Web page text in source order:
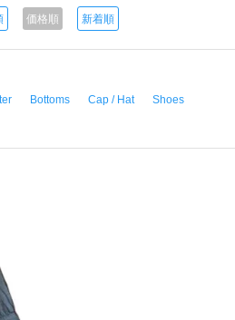
価格順 新着順
Bottoms Cap / Hat
Shoes